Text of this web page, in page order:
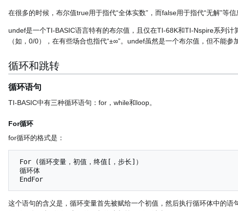
在很多的时候，布尔值true用于指代“全体实数”，而false用于指代“无解”等信
undef是一个TI-BASIC语言特有的布尔值，且仅在TI-68K和TI-Nspire系列
（如，0/0），在有些场合也指代“±∞”。undef虽然是一个布尔值，但不能参
循环和跳转
循环语句
TI-BASIC中有三种循环语句：for，while和loop。
For循环
for循环的格式是：
这个语句的含义是，循环变量首先被赋给一个初值，然后执行循环体中的语